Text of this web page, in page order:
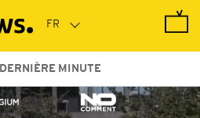
DERNIÈRE MINUTE